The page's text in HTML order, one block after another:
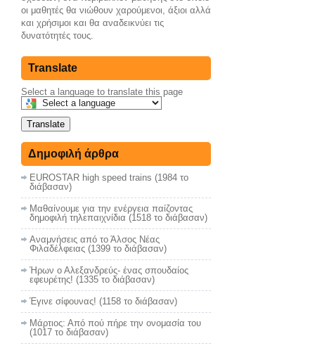
οι μαθητές θα νιώθουν χαρούμενοι, άξιοι αλλά
και χρήσιμοι και θα αναδεικνύει τις
δυνατότητές τους.
Translate
Select a language to translate this page
Translate
Δημοφιλή άρθρα
EUROSTAR high speed trains (1984 το
διάβασαν)
Μαθαίνουμε για την ενέργεια παίζοντας
δημοφιλή τηλεπαιχνίδια (1518 το διάβασαν)
Αναμνήσεις από το Άλσος Νέας
Φιλαδέλφειας (1399 το διάβασαν)
Ήρων ο Αλεξανδρεύς- ένας σπουδαίος
εφευρέτης! (1335 το διάβασαν)
Έγινε σίφουνας! (1158 το διάβασαν)
Μάρτιος: Από πού πήρε την ονομασία του
(1017 το διάβασαν)